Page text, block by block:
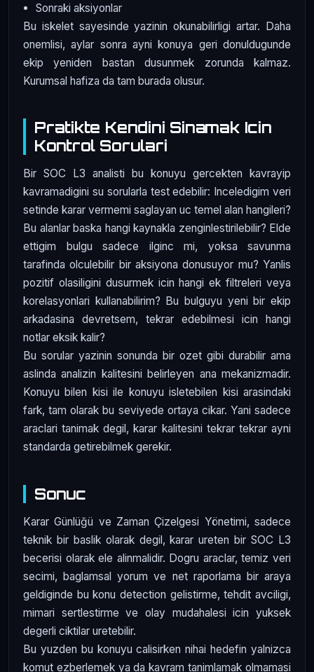
Sonraki aksiyonlar
Bu iskelet sayesinde yazinin okunabilirligi artar. Daha
onemlisi, aylar sonra ayni konuya geri donuldugunde
ekip yeniden bastan dusunmek zorunda kalmaz.
Kurumsal hafiza da tam burada olusur.
Pratikte Kendini Sinamak Icin
Kontrol Sorulari
Bir SOC L3 analisti bu konuyu gercekten kavrayip
kavramadigini su sorularla test edebilir: Inceledigim veri
setinde karar vermemi saglayan uc temel alan hangileri?
Bu alanlar baska hangi kaynakla zenginlestirilebilir? Elde
ettigim bulgu sadece ilginc mi, yoksa savunma
tarafinda olculebilir bir aksiyona donusuyor mu? Yanlis
pozitif olasiligini dusurmek icin hangi ek filtreleri veya
korelasyonlari kullanabilirim? Bu bulguyu yeni bir ekip
arkadasina devretsem, tekrar edebilmesi icin hangi
notlar eksik kalir?
Bu sorular yazinin sonunda bir ozet gibi durabilir ama
aslinda analizin kalitesini belirleyen ana mekanizmadir.
Konuyu bilen kisi ile konuyu isletebilen kisi arasindaki
fark, tam olarak bu seviyede ortaya cikar. Yani sadece
araclari tanimak degil, karar kalitesini tekrar tekrar ayni
standarda getirebilmek gerekir.
Sonuc
Karar Günlüğü ve Zaman Çizelgesi Yönetimi, sadece
teknik bir baslik olarak degil, karar ureten bir SOC L3
becerisi olarak ele alinmalidir. Dogru araclar, temiz veri
secimi, baglamsal yorum ve net raporlama bir araya
geldiginde bu konu detection gelistirme, tehdit avciligi,
mimari sertlestirme ve olay mudahalesi icin yuksek
degerli ciktilar uretebilir.
Bu yuzden bu konuyu calisirken nihai hedefin yalnizca
komut ezberlemek ya da kavram tanimlamak olmamasi